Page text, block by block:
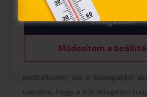
A hideg borogatás is segítséget
gyógymódok közt szerepel víz
vagy joghurtos borogatás,
próbálkozni, de a borogatást
cserélni, hogy a bőr lélegezni
Elfogadom
Módosítom a